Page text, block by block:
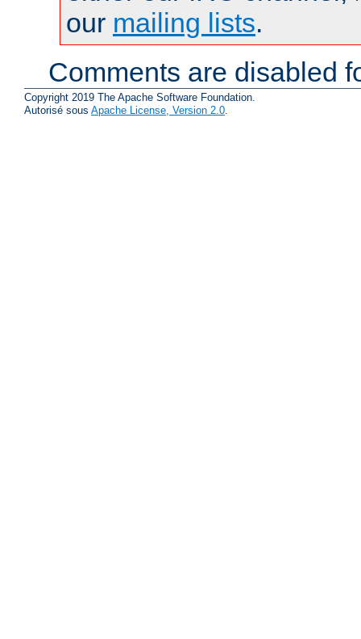
our mailing lists.
Comments are disabled
Copyright 2019 The Apache Software Foundation.
Autorisé sous Apache License, Version 2.0.